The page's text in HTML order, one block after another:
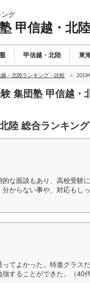
ング
甲信越・北陸
甲信越・北陸 東
・北陸ランキング・比較 2019
集団塾 甲信越・
陸 総合ランキング
な面談もあり、高校受験
からない事や、対応もし
てよかった。特進クラス
することができた。（40代